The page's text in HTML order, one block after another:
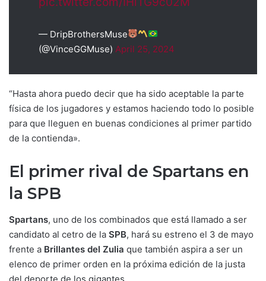
— DripBrothersMuse
(@VinceGGMuse) April 25, 2024
“Hasta ahora puedo decir que ha sido aceptable la parte
física de los jugadores y estamos haciendo todo lo posible
para que lleguen en buenas condiciones al primer partido
de la contienda».
El primer rival de Spartans en
la SPB
Spartans, uno de los combinados que está llamado a ser
candidato al cetro de la SPB, hará su estreno el 3 de mayo
frente a Brillantes del Zulia que también aspira a ser un
elenco de primer orden en la próxima edición de la justa